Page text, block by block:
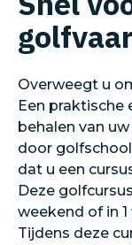
Overweegt u
Een
behalen van
door
dat u een
Deze
weekend of in
Tijdens deze